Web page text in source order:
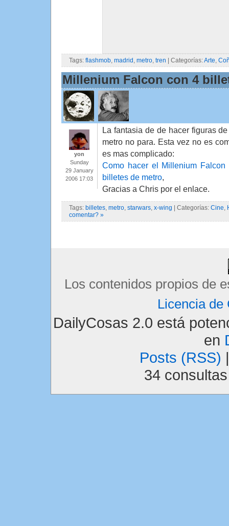
Tags: flashmob, madrid , metro, tren | Categorías:Arte,
Millenium Falcon con 4
yon
Sunday
29 January
2006 17:03
La fantasia de de hacer figuras
metro no para. Esta vez no es
es mas complicado:
Como hacer el Millenium
billetes de metro,
Gracias a Chris por el enlace.
Tags: billetes, metro, starwars, x-wing | Categorías: Cine,
comentar? »
Los contenidos propios de
Licencia de
DailyCosas 2.0 está
en
Posts (RSS)
34